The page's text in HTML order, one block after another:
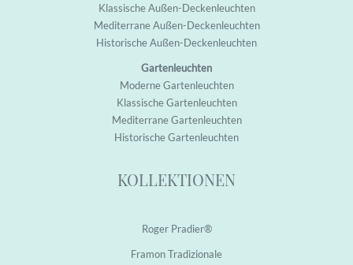
Klassische Außen-Deckenleuchten
Mediterrane Außen-Deckenleuchten
Historische Außen-Deckenleuchten
Gartenleuchten
Moderne Gartenleuchten
Klassische Gartenleuchten
Mediterrane Gartenleuchten
Historische Gartenleuchten
KOLLEKTIONEN
Roger Pradier®
Framon Tradizionale